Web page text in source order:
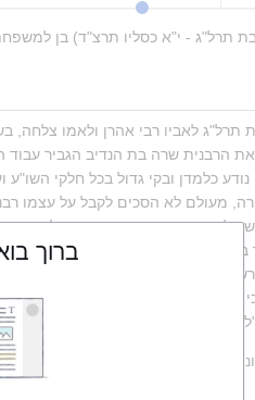
סגנוּן
טקסט
תרל"ג - י"א כסליו תרצ"ד) בן
נפטר ביום י"א כסלו התרצ"ד.
"המאסף"
ברוך